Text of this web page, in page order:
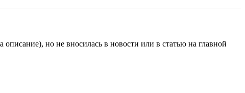
но не вносилась в новости или в статью на главной